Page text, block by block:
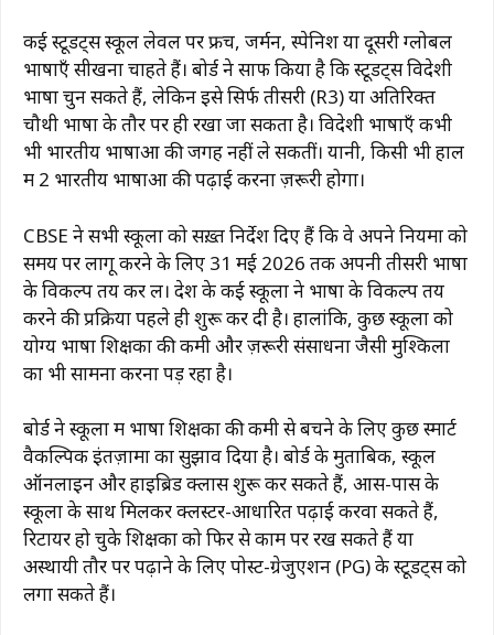
कई स्टूडेंट्स स्कूल लेवल पर फ्रेंच, जर्मन, स्पेनिश या दूसरी ग्लोबल
भाषाएँ सीखना चाहते हैं। बोर्ड ने साफ किया है कि स्टूडेंट्स विदेशी
भाषा चुन सकते हैं, लेकिन इसे सिर्फ तीसरी (R3) या अतिरिक्त
चौथी भाषा के तौर पर ही रखा जा सकता है। विदेशी भाषाएँ कभी
भी भारतीय भाषाओं की जगह नहीं ले सकतीं। यानी, किसी भी हाल
में 2 भारतीय भाषाओं की पढ़ाई करना ज़रूरी होगा।
CBSE ने सभी स्कूलों को सख़्त निर्देश दिए हैं कि वे अपने नियमों को
समय पर लागू करने के लिए 31 मई 2026 तक अपनी तीसरी भाषा
के विकल्प तय कर लें। देश के कई स्कूलों ने भाषा के विकल्प तय
करने की प्रक्रिया पहले ही शुरू कर दी है। हालांकि, कुछ स्कूलों को
योग्य भाषा शिक्षकों की कमी और ज़रूरी संसाधनों जैसी मुश्किलों
का भी सामना करना पड़ रहा है।
बोर्ड ने स्कूलों में भाषा शिक्षकों की कमी से बचने के लिए कुछ स्मार्ट
वैकल्पिक इंतज़ामों का सुझाव दिया है। बोर्ड के मुताबिक, स्कूल
ऑनलाइन और हाइब्रिड क्लासें शुरू कर सकते हैं, आस-पास के
स्कूलों के साथ मिलकर क्लस्टर-आधारित पढ़ाई करवा सकते हैं,
रिटायर हो चुके शिक्षकों को फिर से काम पर रख सकते हैं या
अस्थायी तौर पर पढ़ाने के लिए पोस्ट-ग्रेजुएशन (PG) के स्टूडेंट्स को
लगा सकते हैं।